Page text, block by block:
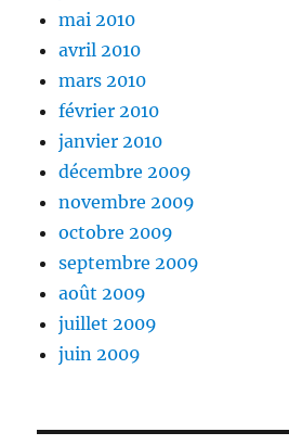
mai 2010
avril 2010
mars 2010
février 2010
janvier 2010
décembre 2009
novembre 2009
octobre 2009
septembre 2009
août 2009
juillet 2009
juin 2009